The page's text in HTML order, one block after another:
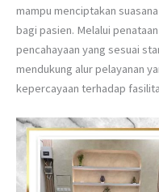
mampu menciptakan
bagi pasien. Melalui
pencahayaan yang sesuai
mendukung alur pelayanan
kepercayaan terhadap